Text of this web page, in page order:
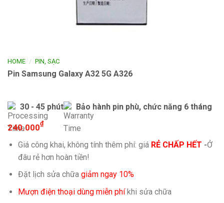
HOME / PIN, SẠC
Pin Samsung Galaxy A32 5G A326
30 - 45 phút Bảo hành pin phù, chức năng 6 tháng
240.000₫
Giá công khai, không tính thêm phí: giá RẺ CHẤP HẾT -Ở
đâu rẻ hơn hoàn tiền!
Đặt lịch sửa chữa giảm ngay 10%
Mượn điện thoại dùng miễn phíkhi sửa chữa